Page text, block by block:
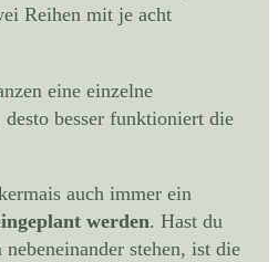
Reihen mit je acht
eine einzelne
besser funktioniert die
auch immer ein
werden. Hast du
stehen, ist die